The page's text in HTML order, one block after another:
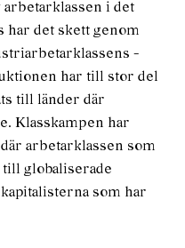
i det
har det skett genom
har till stor del
till länder där
Klasskampen har
arbetarklassen som
globaliserade
som har